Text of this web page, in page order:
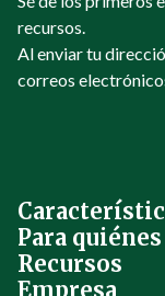
recursos.
Al enviar tu
correos
Para quiénes
Recursos
Empresa